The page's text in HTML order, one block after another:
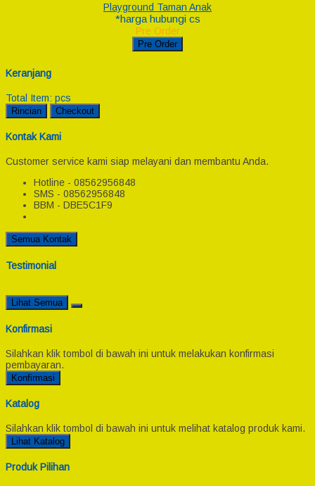
Playground Taman Anak
*harga hubungi cs
Pre Order
Pre Order
Keranjang
Total Item: pcs
Rincian Checkout
Kontak Kami
Customer service kami siap melayani dan membantu Anda.
Hotline - 08562956848
SMS - 08562956848
BBM - DBE5C1F9
Semua Kontak
Testimonial
Lihat Semua
Konfirmasi
Silahkan klik tombol di bawah ini untuk melakukan konfirmasi
pembayaran.
Konfirmasi
Katalog
Silahkan klik tombol di bawah ini untuk melihat katalog produk kami.
Lihat Katalog
Produk Pilihan